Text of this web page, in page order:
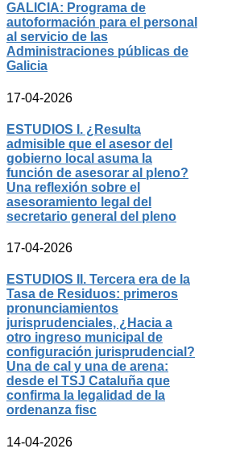
GALICIA: Programa de
autoformación para el personal
al servicio de las
Administraciones públicas de
Galicia
17-04-2026
ESTUDIOS I. ¿Resulta
admisible que el asesor del
gobierno local asuma la
función de asesorar al pleno?
Una reflexión sobre el
asesoramiento legal del
secretario general del pleno
17-04-2026
ESTUDIOS II. Tercera era de la
Tasa de Residuos: primeros
pronunciamientos
jurisprudenciales, ¿Hacia a
otro ingreso municipal de
configuración jurisprudencial?
Una de cal y una de arena:
desde el TSJ Cataluña que
confirma la legalidad de la
ordenanza fisc
14-04-2026